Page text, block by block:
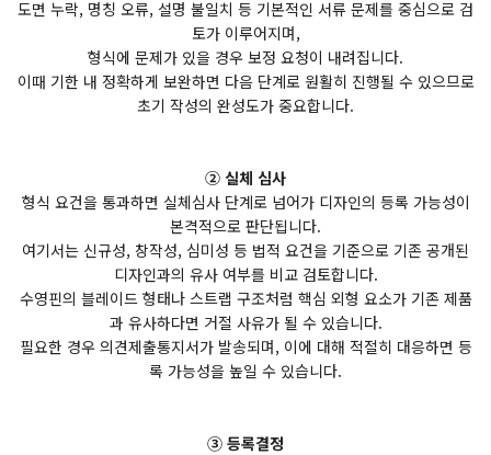
도면 누락, 명칭 오류, 설명 불일치 등 기본적인 서류 문제를 중심으로 검
토가 이루어지며,
형식에 문제가 있을 경우 보정 요청이 내려집니다.
이때 기한 내 정확하게 보완하면 다음 단계로 원활히 진행될 수 있으므로
초기 작성의 완성도가 중요합니다.
② 실체 심사
형식 요건을 통과하면 실체심사 단계로 넘어가 디자인의 등록 가능성이
본격적으로 판단됩니다.
여기서는 신규성, 창작성, 심미성 등 법적 요건을 기준으로 기존 공개된
디자인과의 유사 여부를 비교 검토합니다.
수영핀의 블레이드 형태나 스트랩 구조처럼 핵심 외형 요소가 기존 제품
과 유사하다면 거절 사유가 될 수 있습니다.
필요한 경우 의견제출통지서가 발송되며, 이에 대해 적절히 대응하면 등
록 가능성을 높일 수 있습니다.
③ 등록결정